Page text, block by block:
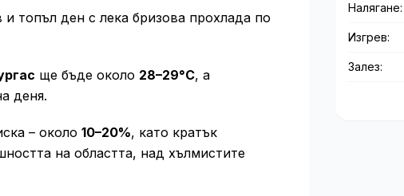
топъл ден с лека бризова прохлада по
ще бъде около 28–29°C, а
деня.
– около 10–20%, като кратък
на областта, над хълмистите
Налягане:
Изгрев:
Залез: